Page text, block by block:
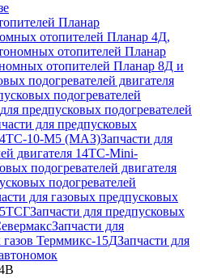
Планар
отопителей Планар 4Д,
отопителей Планар
отопителей Планар 8Д и
подогревателей двигателя
подогревателей
предпусковых подогревателей
для предпусковых
14ТС-10-М5 (МАЗ)Запчасти для
двигателя 14ТС-Mini-
подогревателей двигателя
подогревателей
для газовых предпусковых
Запчасти для предпусковых
Запчасти для
газов Терммикс-15ДЗапчасти для